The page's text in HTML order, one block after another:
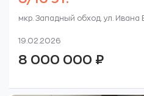
мкр. Западный обход. ул. Ивана
19.02.2026
8 000 000 ₽